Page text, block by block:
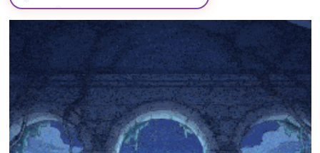
❄
❄
❄
❄
❄
❄
❄
❄